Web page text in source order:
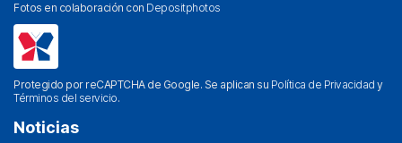
Fotos en colaboración con Depositphotos
Protegido por reCAPTCHA de Google. Se aplican su Política de Privacidad y
Términos del servicio.
Noticias